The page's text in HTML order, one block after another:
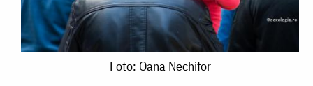
Foto: Oana Nechifor